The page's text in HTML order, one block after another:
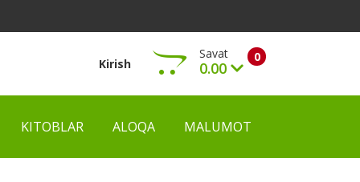
Kirish 0
Savat
0.00
Ko‘rish
KITOBLAR ALOQA MALUMOT